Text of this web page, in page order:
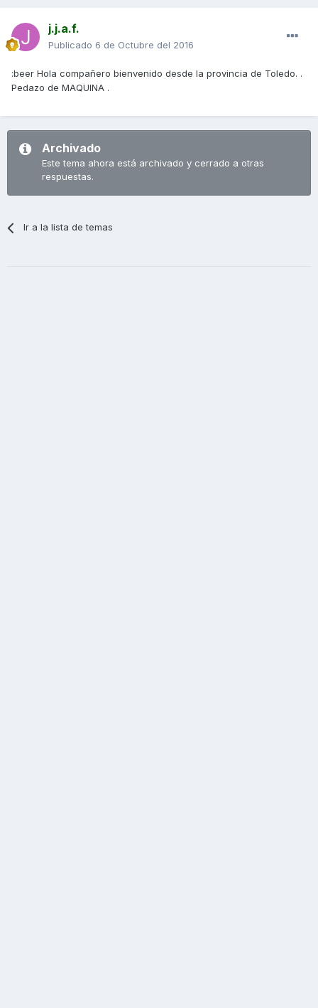
j.j.a.f.
Publicado 6 de Octubre del 2016
:beer Hola compañero bienvenido desde la provincia de Toledo. .
Pedazo de MAQUINA .
Archivado
Este tema ahora está archivado y cerrado a otras
respuestas.
Ir a la lista de temas